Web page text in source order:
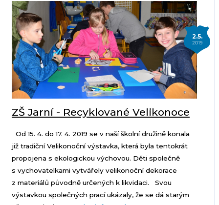
2.5.
2019
ZŠ Jarní - Recyklované Velikonoce
Od 15. 4. do 17. 4. 2019 se v naší školní družině konala
již tradiční Velikonoční výstavka, která byla tentokrát
propojena s ekologickou výchovou. Děti společně
s vychovatelkami vytvářely velikonoční dekorace
z materiálů původně určených k likvidaci. Svou
výstavkou společných prací ukázaly, že se dá starým